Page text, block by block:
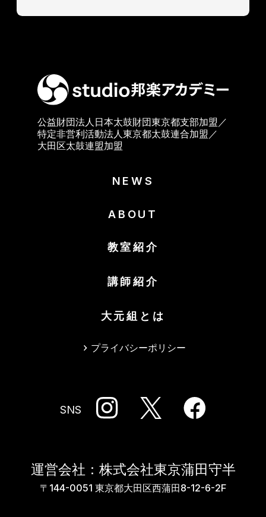
公益財団法人日本太鼓財団東京都支部加盟／
特定非営利活動法人東京都太鼓連合加盟／
大田区太鼓連盟加盟
NEWS
ABOUT
教室紹介
講師紹介
大元組とは
プライバシーポリシー
SNS
運営会社：株式会社東京蒲田守半
〒144-0051 東京都大田区西蒲田8-12-6-2F